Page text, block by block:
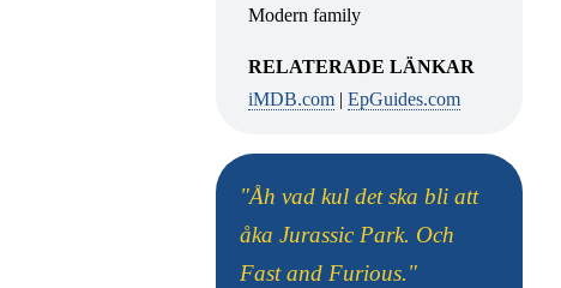
Modern family
RELATERADE LÄNKAR
iMDB.com |EpGuides.com
"Åh vad kul det ska bli att
åka Jurassic Park. Och
Fast and Furious."